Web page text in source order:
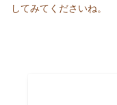
してみてくださいね。